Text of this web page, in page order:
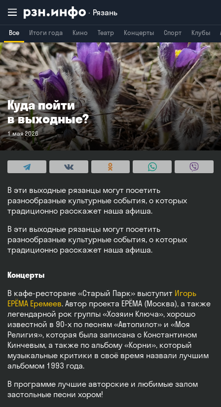
Рязань
Все Итоги года Кино Театр Концерты Спорт Клубы
Владимир Брянск
Куда пойти
в выходные?
1 мая 2026
В эти выходные рязанцы могут посетить
разнообразные культурные события, о которых
традиционно расскажет наша афиша.
В эти выходные рязанцы могут посетить
разнообразные культурные события, о которых
традиционно расскажет наша афиша.
Концерты
В кафе-ресторане «Старый Парк» выступит Игорь
ЕРЁМА Еремеев. Автор проекта ЕРЁМА (Москва), а также
легендарной рок группы «Хозяин Ключа», хорошо
известной в 90-х по песням «Автопилот» и «Моя
Религия», которая была записана с Константином
Кинчевым, а также по альбому «Корни», который
музыкальные критики в своё время назвали лучшим
альбомом 1993 года.
В программе лучшие авторские и любимые залом
застольные песни хором!